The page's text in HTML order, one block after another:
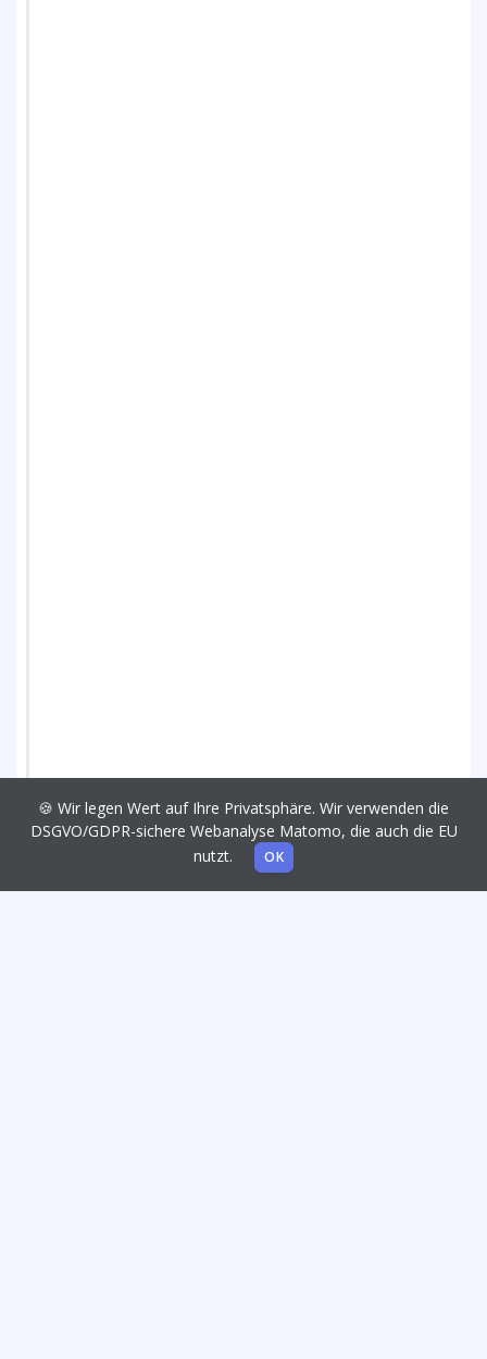
🍪 Wir legen Wert auf Ihre Privatsphäre. Wir verwenden die
DSGVO/GDPR-sichere Webanalyse Matomo, die auch die EU
nutzt.
OK